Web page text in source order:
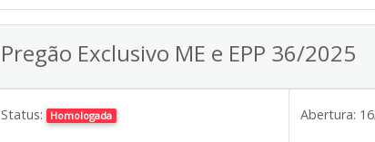
Pregão Exclusivo ME e EPP 36/2025
Status: Homologada Abertura: